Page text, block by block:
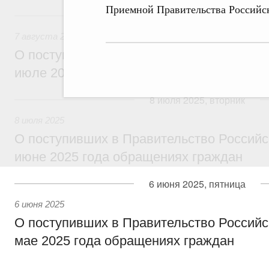
Приемной Правительства
7 августа 2025, четверг
О поступивших в Правительство
июле 2025 года обращениях граждан
8 июля 2025, вторник
О поступивших в Правительство
июне 2025 года обращениях граждан
6 июня 2025, пятница
6 июня 2025
О поступивших в Правительство
мае 2025 года обращениях граждан